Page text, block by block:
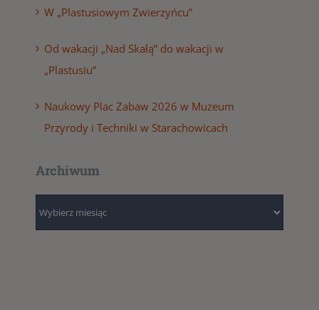
W „Plastusiowym Zwierzyńcu”
Od wakacji „Nad Skałą” do wakacji w
„Plastusiu”
Naukowy Plac Zabaw 2026 w Muzeum
Przyrody i Techniki w Starachowicach
Archiwum